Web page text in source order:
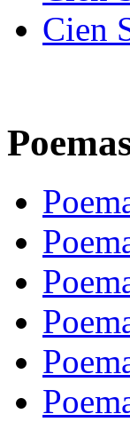
Cien